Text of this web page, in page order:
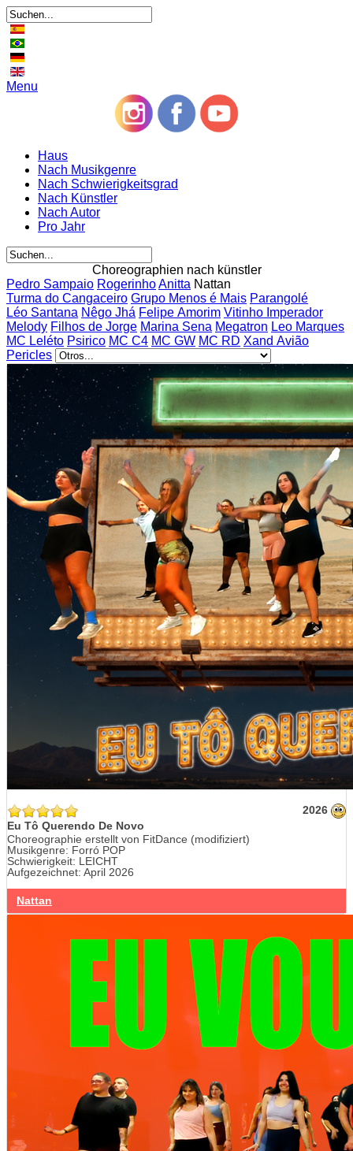
Menu
Haus
Nach Musikgenre
Nach Schwierigkeitsgrad
Nach Künstler
Nach Autor
Pro Jahr
Choreographien nach künstler
Pedro Sampaio RogerinhoAnitta Nattan
Turma do Cangaceiro Grupo Menos é Mais Parangolé
Léo Santana Nêgo Jhá Felipe Amorim Vitinho Imperador
Melody Filhos de Jorge Marina Sena Megatron Leo Marques
MC Leléto Psirico MC C4 MC GW MC RD Xand Avião
Pericles
2026
Eu Tô Querendo De Novo
Choreographie erstellt von FitDance (modifiziert)
Musikgenre: Forró POP
Schwierigkeit: LEICHT
Aufgezeichnet: April 2026
Nattan